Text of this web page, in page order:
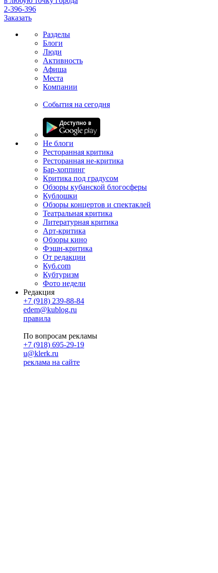
2-396-396
Заказать
Разделы
Блоги
Люди
Активность
Афиша
Места
Компании
События на сегодня
Не блоги
Ресторанная критика
Ресторанная не-критика
Бар-хоппинг
Критика под градусом
Обзоры кубанской блогосферы
Кублошки
Обзоры концертов и спектаклей
Театральная критика
Литературная критика
Арт-критика
Обзоры кино
Фэшн-критика
От редакции
Куб.com
Кубтуризм
Фото недели
Редакция
+7 (918) 239-88-84
edem@kublog.ru
правила
По вопросам рекламы
+7 (918) 695-29-19
u@klerk.ru
реклама на сайте